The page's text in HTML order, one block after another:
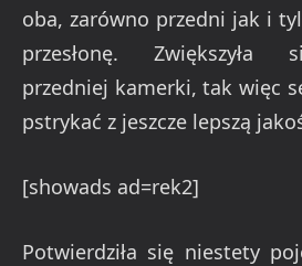
oba, zarówno przedni jak i
przesłonę. Zwiększyła
przedniej kamerki, tak więc
pstrykać z jeszcze lepszą
[showads ad=rek2]
Potwierdziła się niestety